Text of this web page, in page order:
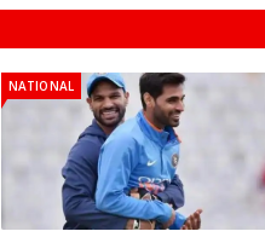
NATIONAL